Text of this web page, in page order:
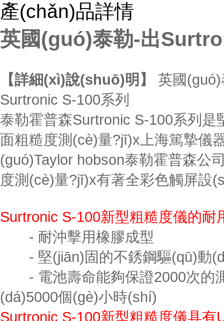
產(chǎn)品詳情
英國(guó)泰勒-出
【詳細(xì)說(shuō)明】
英國
Surtronic S-100系列
泰勒霍普森Surtronic S-100系列
面粗糙度測(cè)量?jī)x上海篤摯儀
(guó)Taylor hobson泰勒霍普森公
度測(cè)量?jī)x有著全彩色觸屏設
Surtronic S-100新型粗糙度儀的耐
- 耐沖擊用橡膠成型
- 堅(jiān)固的不銹鋼驅(qū)動
- 電池壽命能夠保證2000次的
(dá)5000個(gè)小時(shí)
Surtronic S-100新型粗糙度儀具有